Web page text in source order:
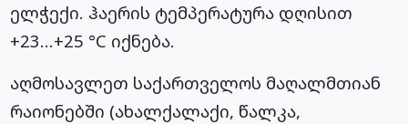
ელჭექი. ჰაერის ტემპერატურა დღისით
+23…+25 °C იქნება.
აღმოსავლეთ საქართველოს მაღალმთიან
რაიონებში (ახალქალაქი, წალკა,